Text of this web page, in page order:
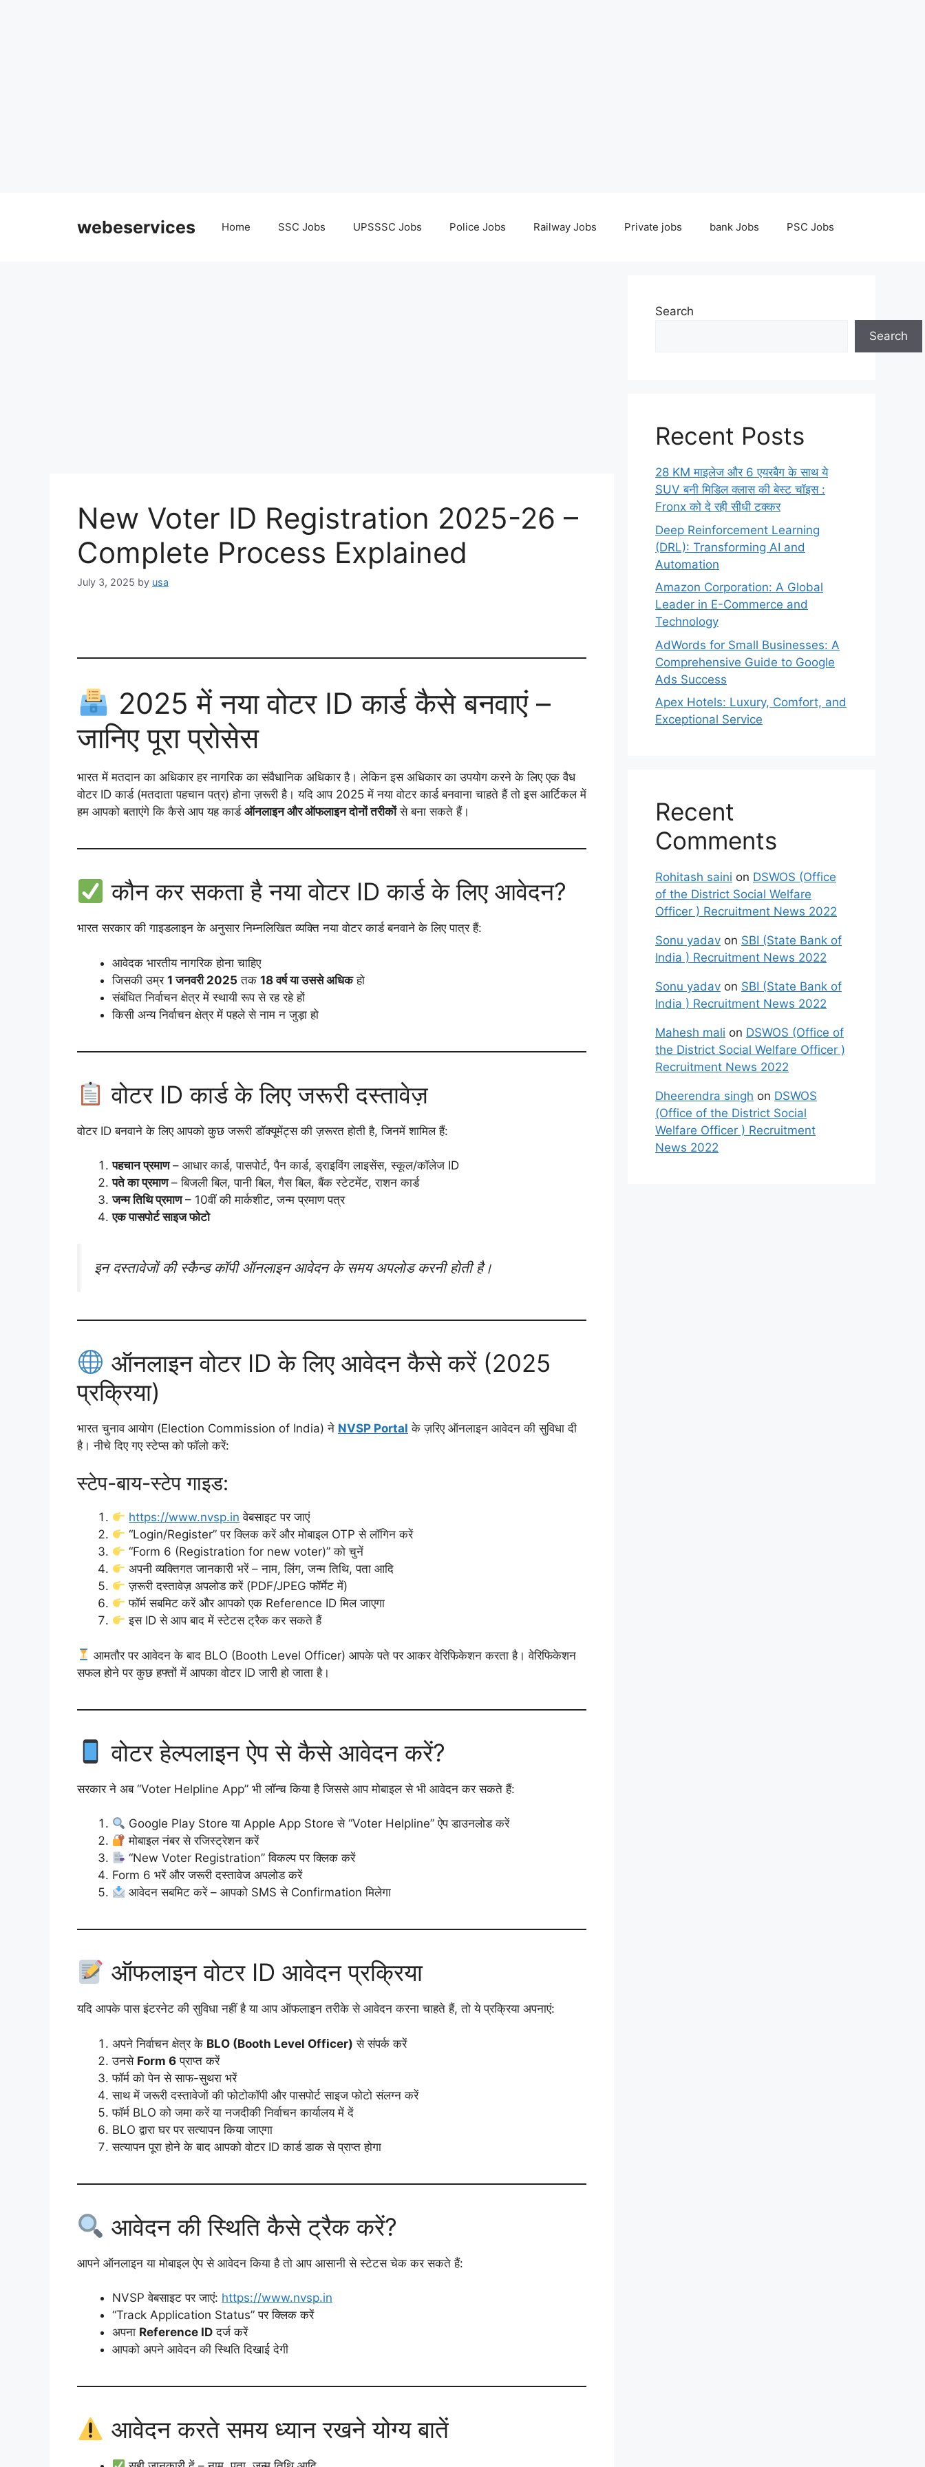
webeservices Home SSC Jobs UPSSSC Jobs Police Jobs Railway Jobs Private jobs bank Jobs PSC Jobs
New Voter ID Registration 2025-26 –
Complete Process Explained
July 3, 2025 by usa
2025 में नया वोटर ID कार्ड कैसे बनवाएं –
जानिए पूरा प्रोसेस
भारत में मतदान का अधिकार हर नागरिक का संवैधानिक अधिकार है। लेकिन इस अधिकार का उपयोग करने के लिए एक वैध
वोटर ID कार्ड (मतदाता पहचान पत्र) होना ज़रूरी है। यदि आप 2025 में नया वोटर कार्ड बनवाना चाहते हैं तो इस आर्टिकल में
हम आपको बताएंगे कि कैसे आप यह कार्ड ऑनलाइन और ऑफलाइन दोनों तरीकोंसे बना सकते हैं।
कौन कर सकता है नया वोटर ID कार्ड के लिए आवेदन?
भारत सरकार की गाइडलाइन के अनुसार निम्नलिखित व्यक्ति नया वोटर कार्ड बनवाने के लिए पात्र हैं:
आवेदक भारतीय नागरिक होना चाहिए
जिसकी उम्र 1 जनवरी 2025 तक 18 वर्ष या उससे अधिकहो
संबंधित निर्वाचन क्षेत्र में स्थायी रूप से रह रहे हों
किसी अन्य निर्वाचन क्षेत्र में पहले से नाम न जुड़ा हो
वोटर ID कार्ड के लिए जरूरी दस्तावेज़
वोटर ID बनवाने के लिए आपको कुछ जरूरी डॉक्यूमेंट्स की ज़रूरत होती है, जिनमें शामिल हैं:
पहचान प्रमाण– आधार कार्ड, पासपोर्ट, पैन कार्ड, ड्राइविंग लाइसेंस, स्कूल/कॉलेज ID
पते का प्रमाण– बिजली बिल, पानी बिल, गैस बिल, बैंक स्टेटमेंट, राशन कार्ड
जन्म तिथि प्रमाण– 10वीं की मार्कशीट, जन्म प्रमाण पत्र
एक पासपोर्ट साइज फोटो
इन दस्तावेजों की स्कैन्ड कॉपी ऑनलाइन आवेदन के समय अपलोड करनी होती है।
ऑनलाइन वोटर ID के लिए आवेदन कैसे करें (2025
प्रक्रिया)
भारत चुनाव आयोग (Election Commission of India) ने NVSP Portal के ज़रिए ऑनलाइन आवेदन की सुविधा दी
है। नीचे दिए गए स्टेप्स को फॉलो करें:
स्टेप-बाय-स्टेप गाइड:
https://www.nvsp.in वेबसाइट पर जाएं
“Login/Register” पर क्लिक करें और मोबाइल OTP से लॉगिन करें
“Form 6 (Registration for new voter)” को चुनें
अपनी व्यक्तिगत जानकारी भरें – नाम, लिंग, जन्म तिथि, पता आदि
ज़रूरी दस्तावेज़ अपलोड करें (PDF/JPEG फॉर्मेट में)
फॉर्म सबमिट करें और आपको एक Reference ID मिल जाएगा
इस ID से आप बाद में स्टेटस ट्रैक कर सकते हैं
आमतौर पर आवेदन के बाद BLO (Booth Level Officer) आपके पते पर आकर वेरिफिकेशन करता है। वेरिफिकेशन
सफल होने पर कुछ हफ्तों में आपका वोटर ID जारी हो जाता है।
वोटर हेल्पलाइन ऐप से कैसे आवेदन करें?
सरकार ने अब “Voter Helpline App” भी लॉन्च किया है जिससे आप मोबाइल से भी आवेदन कर सकते हैं:
Google Play Store या Apple App Store से “Voter Helpline” ऐप डाउनलोड करें
मोबाइल नंबर से रजिस्ट्रेशन करें
“New Voter Registration” विकल्प पर क्लिक करें
Form 6 भरें और जरूरी दस्तावेज अपलोड करें
आवेदन सबमिट करें – आपको SMS से Confirmation मिलेगा
ऑफलाइन वोटर ID आवेदन प्रक्रिया
यदि आपके पास इंटरनेट की सुविधा नहीं है या आप ऑफलाइन तरीके से आवेदन करना चाहते हैं, तो ये प्रक्रिया अपनाएं:
अपने निर्वाचन क्षेत्र के BLO (Booth Level Officer) से संपर्क करें
उनसे Form 6 प्राप्त करें
फॉर्म को पेन से साफ-सुथरा भरें
साथ में जरूरी दस्तावेजों की फोटोकॉपी और पासपोर्ट साइज फोटो संलग्न करें
फॉर्म BLO को जमा करें या नजदीकी निर्वाचन कार्यालय में दें
BLO द्वारा घर पर सत्यापन किया जाएगा
सत्यापन पूरा होने के बाद आपको वोटर ID कार्ड डाक से प्राप्त होगा
आवेदन की स्थिति कैसे ट्रैक करें?
आपने ऑनलाइन या मोबाइल ऐप से आवेदन किया है तो आप आसानी से स्टेटस चेक कर सकते हैं:
NVSP वेबसाइट पर जाएं: https://www.nvsp.in
“Track Application Status” पर क्लिक करें
अपना Reference ID दर्ज करें
आपको अपने आवेदन की स्थिति दिखाई देगी
आवेदन करते समय ध्यान रखने योग्य बातें
Search
Search
Recent Posts
28 KM माइलेज और 6 एयरबैग के साथ ये
SUV बनी मिडिल क्लास की बेस्ट चॉइस :
Fronx को दे रही सीधी टक्कर
Deep Reinforcement Learning
(DRL): Transforming AI and
Automation
Amazon Corporation: A Global
Leader in E-Commerce and
Technology
AdWords for Small Businesses: A
Comprehensive Guide to Google
Ads Success
Apex Hotels: Luxury, Comfort, and
Exceptional Service
Recent
Comments
Rohitash saini on DSWOS (Office
of the District Social Welfare
Officer ) Recruitment News 2022
Sonu yadav on SBI (State Bank of
India ) Recruitment News 2022
Sonu yadav on SBI (State Bank of
India ) Recruitment News 2022
Mahesh mali on DSWOS (Office of
the District Social Welfare Officer )
Recruitment News 2022
Dheerendra singh on DSWOS
(Office of the District Social
Welfare Officer ) Recruitment
News 2022